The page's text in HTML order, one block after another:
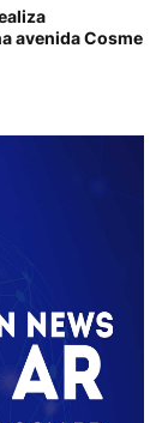
avenida Cosme